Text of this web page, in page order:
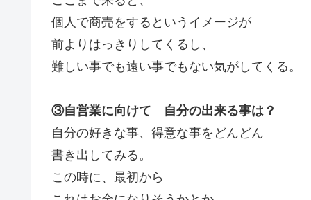
個人で商売をするというイメージが
前よりはっきりしてくるし、
難しい事でも遠い事でもない気がしてくる。
③自営業に向けて 自分の出来る事は？
自分の好きな事、得意な事をどんどん
書き出してみる。
この時に、最初から